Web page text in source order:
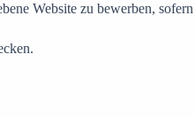
Website zu bewerben,